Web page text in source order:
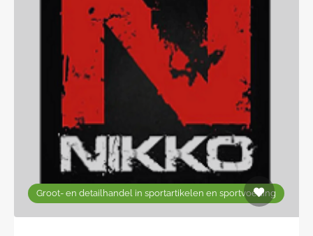
Groot- en detailhandel in sportartikelen en sportvoeding